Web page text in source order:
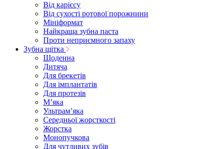
Від карієсу
Від сухості ротової порожнини
Мініформат
Найкраща зубна паста
Проти неприємного запаху
Зубна щітка
Щоденна
Дитяча
Для брекетів
Для імплантатів
Для протезів
Мʼяка
Ультрамʼяка
Середньої жорсткості
Жорстка
Монопучкова
Для чутливих зубів